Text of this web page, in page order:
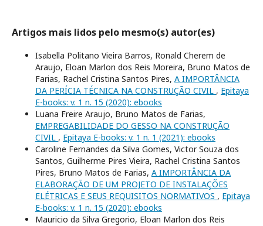
Artigos mais lidos pelo mesmo(s) autor(es)
Isabella Politano Vieira Barros, Ronald Cherem de
Araujo, Eloan Marlon dos Reis Moreira, Bruno Matos de
Farias, Rachel Cristina Santos Pires, A IMPORTÂNCIA
DA PERÍCIA TÉCNICA NA CONSTRUÇÃO CIVIL , Epitaya
E-books: v. 1 n. 15 (2020): ebooks
Luana Freire Araujo, Bruno Matos de Farias,
EMPREGABILIDADE DO GESSO NA CONSTRUÇÃO
CIVIL , Epitaya E-books: v. 1 n. 1 (2021): ebooks
Caroline Fernandes da Silva Gomes, Victor Souza dos
Santos, Guilherme Pires Vieira, Rachel Cristina Santos
Pires, Bruno Matos de Farias, A IMPORTÂNCIA DA
ELABORAÇÃO DE UM PROJETO DE INSTALAÇÕES
ELÉTRICAS E SEUS REQUISITOS NORMATIVOS , Epitaya
E-books: v. 1 n. 15 (2020): ebooks
Mauricio da Silva Gregorio, Eloan Marlon dos Reis